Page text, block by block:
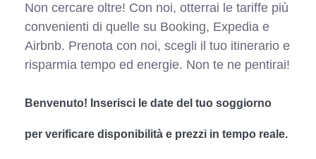
Non cercare oltre! Con noi, otterrai le tariffe più
convenienti di quelle su Booking, Expedia e
Airbnb. Prenota con noi, scegli il tuo itinerario e
risparmia tempo ed energie. Non te ne pentirai!
Benvenuto! Inserisci le date del tuo soggiorno
per verificare disponibilità e prezzi in tempo reale.